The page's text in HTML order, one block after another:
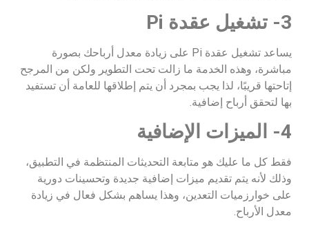
3- تشغيل عقدة Pi
يساعد تشغيل عقدة Pi على زيادة معدل أرباحك بصورة
مباشرة، وهذه الخدمة ما زالت تحت التطوير ولكن من المرجح
إتاحتها قريبًا، لذا يجب بمجرد أن يتم إطلاقها للعامة أن تستفيد
بها لتحقق أرباح إضافية.
4- الميزات الإضافية
فقط كل ما عليك هو متابعة التحديثات المنتظمة في التطبيق،
وذلك لأنه يتم تقديم ميزات إضافية جديدة وتحسينات دورية
على خوارزميات التعدين، وهذا يساهم بشكل فعال في زيادة
معدل الأرباح.